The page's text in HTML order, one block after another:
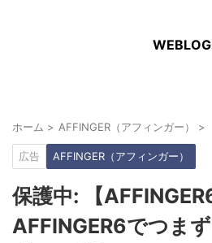
WEBLOG
ホーム > AFFINGER（アフィンガー） >
広告 AFFINGER（アフィンガー）
保護中: 【
AFFINGER6でつま